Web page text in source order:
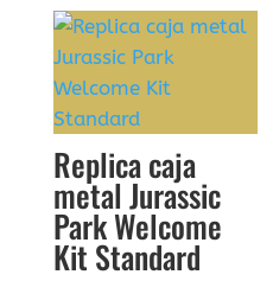
Replica caja
metal Jurassic
Park Welcome
Kit Standard